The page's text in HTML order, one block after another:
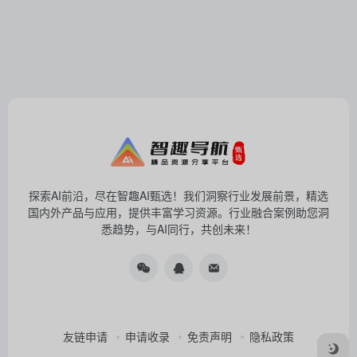
探索AI前沿，尽在智趣AI甄选！我们洞察行业发展前景，精选
国内外产品与应用，提供丰富学习资源。行业融合案例助您洞
悉趋势，与AI同行，共创未来！
友链申请 申请收录 免责声明 隐私政策